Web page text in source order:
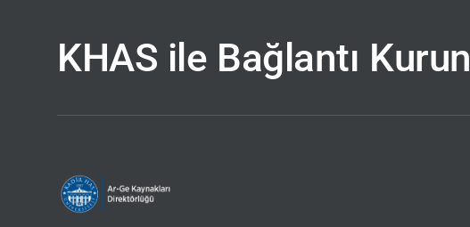
KHAS ile Bağlantı Kurun